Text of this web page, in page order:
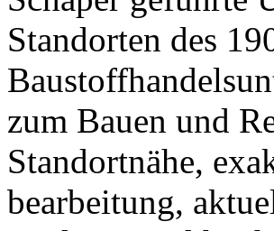
Standorten des
zum Bauen und
Standortnähe,
bearbeitung,